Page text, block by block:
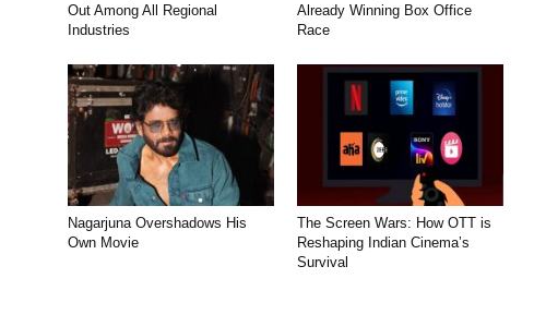
Out Among All Regional
Industries
Already Winning Box Office
Race
Nagarjuna Overshadows His
Own Movie
The Screen Wars: How OTT is
Reshaping Indian Cinema’s
Survival